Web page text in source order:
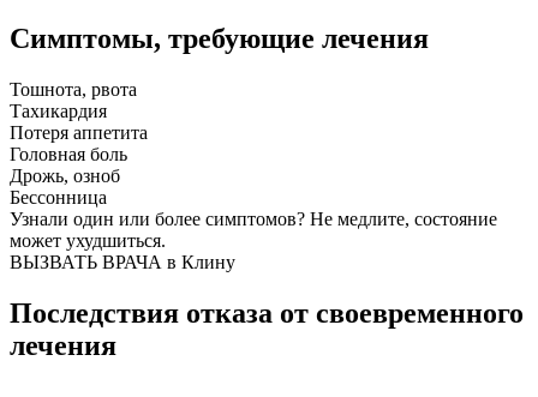
Симптомы, требующие лечения
Тошнота, рвота
Тахикардия
Потеря аппетита
Головная боль
Дрожь, озноб
Бессонница
Узнали один или более симптомов? Не медлите, состояние
может ухудшиться.
ВЫЗВАТЬ ВРАЧА в Клину
Последствия отказа от своевременного
лечения